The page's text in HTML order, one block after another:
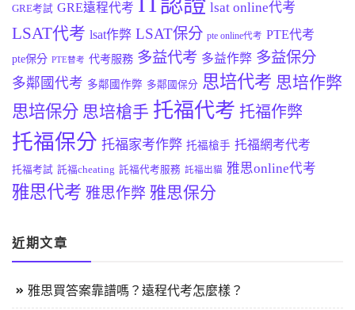
GRE考試 GRE遠程代考 lsat online代考
LSAT代考 lsat作弊 LSAT保分 pte online代考 PTE代考
pte保分 PTE替考 代考服務 多益代考 多益作弊 多益保分
多鄰國代考 多鄰國作弊 多鄰國保分 思培代考 思培作弊
思培保分 思培槍手 托福代考 托福作弊
托福保分 托福家考作弊 托福槍手 托福網考代考
托福考試 託福cheating 託福代考服務 託福出貓 雅思online代考
雅思代考 雅思作弊 雅思保分
近期文章
雅思買答案靠譜嗎？遠程代考怎麼樣？